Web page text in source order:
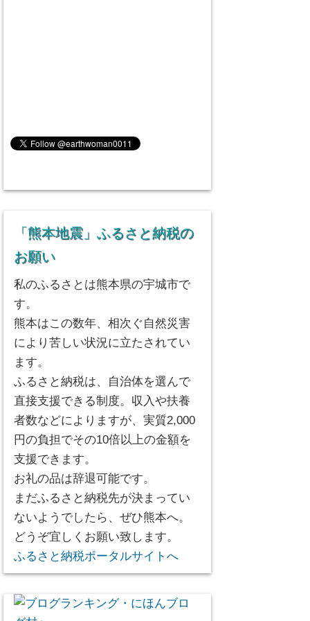
「熊本地震」ふるさと納税の
お願い
私のふるさとは熊本県の宇城市で
す。
熊本はこの数年、相次ぐ自然災害
により苦しい状況に立たされてい
ます。
ふるさと納税は、自治体を選んで
直接支援できる制度。収入や扶養
者数などによりますが、実質2,000
円の負担でその10倍以上の金額を
支援できます。
お礼の品は辞退可能です。
まだふるさと納税先が決まってい
ないようでしたら、ぜひ熊本へ。
どうぞ宜しくお願い致します。
ふるさと納税ポータルサイトへ